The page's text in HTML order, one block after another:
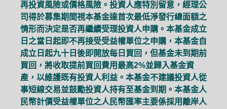
再投資風險或價格風險。投資人應特別留意，經理公
司得於募集期間視本基金達首次最低淨發行總面額之
情形而決定是否再繼續受理投資人申購。本基金成立
日之當日起即不再接受受益權單位之申購，本基金自
成立日起九十日後即開放每日買回，但基金未到期前
買回，將收取提前買回費用最高2%並歸入基金資
產，以維護既有投資人利益。本基金不建議投資人從
事短線交易並鼓勵投資人持有至基金到期。本基金人
民幣計價受益權單位之人民幣匯率主要係採用離岸人